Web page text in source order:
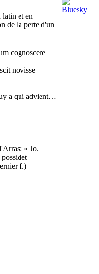
et en
de la perte d'un
cognoscere
novisse
a qui advient…
« Jo.
f.)